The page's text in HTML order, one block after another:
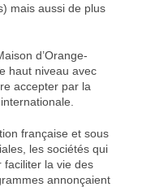
mais aussi de plus
d’Orange-
haut niveau avec
accepter par la
française et sous
les sociétés qui
faciliter la vie des
annonçaient